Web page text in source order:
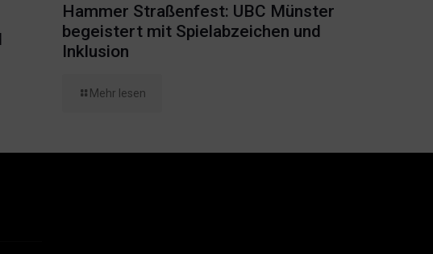
Hammer Straßenfest: UBC Münster
begeistert mit Spielabzeichen und
Inklusion
Mehr lesen